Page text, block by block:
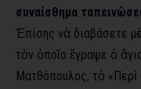
συναίσθημα
Ἐπίσης νὰ διαβάσετε
τὸν ὁποῖο ἔγραψε ὁ
Ματθόπουλος, τὸ «Περὶ